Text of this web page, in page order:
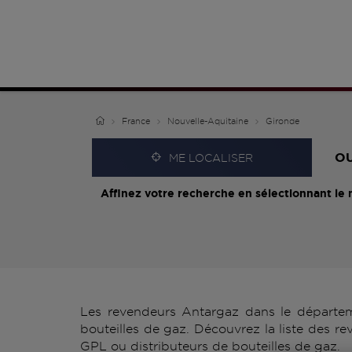
France Nouvelle-Aquitaine Gironde
ME LOCALISER
Affinez votre recherche en sélectionnant le
Les revendeurs Antargaz dans le
bouteilles de gaz. Découvrez la liste des
GPL ou distributeurs de bouteilles de gaz.